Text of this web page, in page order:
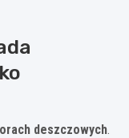
deszczowych.